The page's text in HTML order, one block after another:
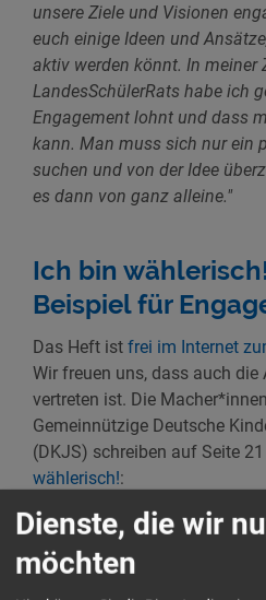
unsere Ziele und Visionen
euch einige Ideen und
aktiv werden könnt. In meiner
LandesSchülerRats habe ich
Engagement lohnt und dass
kann. Man muss sich nur ein
suchen und von der Idee
es dann von ganz alleine."
Ich bin
Beispiel für
Das Heft ist frei im Internet
Wir freuen uns, dass auch
vertreten ist. Die
Gemeinnützige Deutsche
(DKJS) schreiben auf Seite
wählerisch!:
"Das Wahlprojekt »Ich bin
für einen eigenen Wahl-
nächsten Landtags-,
Dienste, die wir
möchten